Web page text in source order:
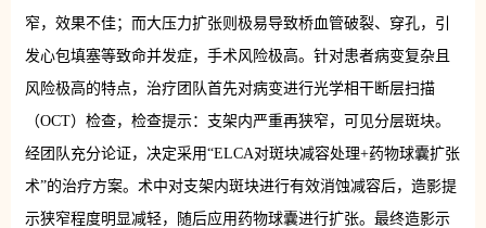
窄，效果不佳；而大压力扩张则极易导致桥血管破裂、穿孔，引
发心包填塞等致命并发症，手术风险极高。针对患者病变复杂且
风险极高的特点，治疗团队首先对病变进行光学相干断层扫描
（OCT）检查，检查提示：支架内严重再狭窄，可见分层斑块。
经团队充分论证，决定采用“ELCA对斑块减容处理+药物球囊扩张
术”的治疗方案。术中对支架内斑块进行有效消蚀减容后，造影提
示狭窄程度明显减轻，随后应用药物球囊进行扩张。最终造影示